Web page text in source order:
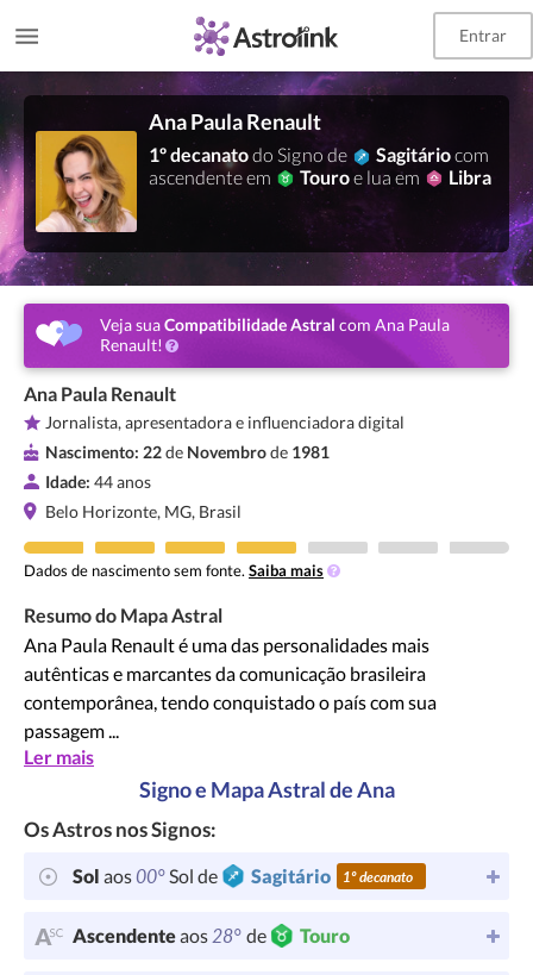
Entrar
Ana Paula Renault
1º decanatodo Signo de Sagitáriocom
ascendente em
Touroe lua em Libra
Veja suaCompatibilidade Astral com Ana Paula
Renault!
Ana Paula Renault
Jornalista, apresentadora e influenciadora digital
Nascimento: 22de Novembrode 1981
Idade: 44 anos
Belo Horizonte, MG, Brasil
Dados de nascimento sem fonte. Saiba mais
Resumo do Mapa Astral
Ana Paula Renault é uma das personalidades mais
autênticas e marcantes da comunicação brasileira
contemporânea, tendo conquistado o país com sua
passagem ...
Ler mais
Signo e Mapa Astral de Ana
Os Astros nos Signos:
Sol aos00°Sol de Sagitário 1º decanato
Ascendenteaos28° de Touro